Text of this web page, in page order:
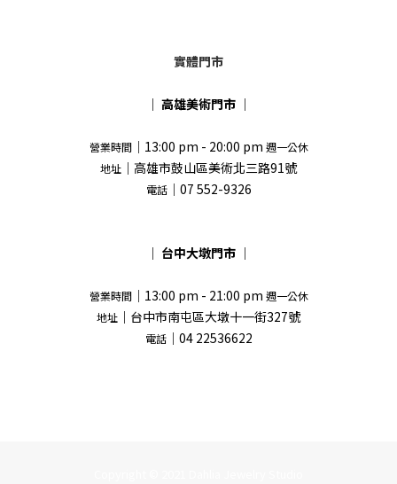
實體門市
｜ 高雄美術門市 ｜
營業時間｜13:00 pm - 20:00 pm 週一公休
地址 ｜高雄市鼓山區美術北三路91號
電話｜07 552-9326
｜ 台中大墩門市 ｜
營業時間｜13:00 pm - 21:00 pm 週一公休
地址 ｜台中市南屯區大墩十一街327號
電話｜04 22536622